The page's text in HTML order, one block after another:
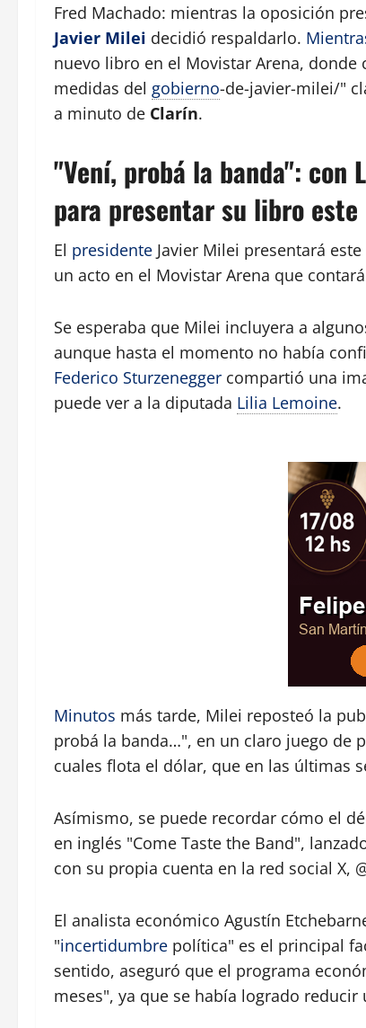
Fred Machado: mientras la oposición
Javier Milei decidió respaldarlo.
nuevo libro en el Movistar Arena, donde
medidas del gobierno-de-javier-milei/"
a minuto de Clarín.
"Vení, probá la banda": con
para presentar su libro este
El presidente Javier Milei presentará
un acto en el Movistar Arena que
Se esperaba que Milei incluyera a
aunque hasta el momento no había
Federico Sturzenegger compartió una
puede ver a la diputada Lilia Lemoine.
Minutos más tarde, Milei reposteó la
probá la banda…", en un claro juego de
cuales flota el dólar, que en las últimas
Asímismo, se puede recordar cómo el
en inglés "Come Taste the Band",
con su propia cuenta en la red social X,
El analista económico Agustín
"incertidumbre política" es el principal
sentido, aseguró que el programa
meses", ya que se había logrado